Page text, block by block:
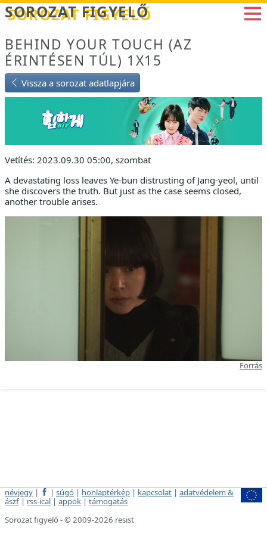
Betöltés...
SOROZAT FIGYELŐ
BEHIND YOUR TOUCH (AZ
ÉRINTÉSEN TÚL) 1X15
Vissza a sorozat adatlapjára
Vetítés: 2023.09.30 05:00, szombat
A devastating loss leaves Ye-bun distrusting of Jang-yeol, until
she discovers the truth. But just as the case seems closed,
another trouble arises.
Forrás
névjegy | | súgó | honlaptérkép | kapcsolat | adatvédelem &
ászf | rss-ical | appok | támogatás
Sorozat figyelő - © 2009-2026 resist